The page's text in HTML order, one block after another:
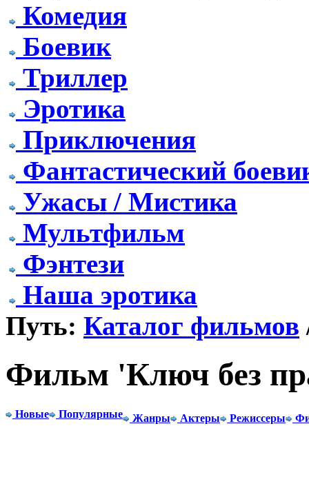
Комедия
Боевик
Триллер
Эротика
Приключения
Фантастический
Ужасы / Мистика
Мультфильм
Фэнтези
Наша эротика
Путь: Каталог фильмов
Фильм 'Ключ без
Новые Популярные Жанры Актеры Режиссеры